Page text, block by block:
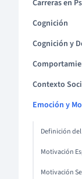
Carreras en
Cognición
Cognición y
Contexto
Emoción y
Definición del
Motivación
Motivación